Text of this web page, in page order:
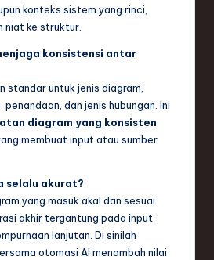
konteks sistem yang rinci,
niat ke struktur.
konsistensi antar
standar untuk jenis diagram,
dan jenis hubungan. Ini
diagram yang konsisten
membuat input atau sumber
selalu akurat?
yang masuk akal dan sesuai
akhir tergantung pada input
lanjutan. Di sinilah
otomasi AI menambah nilai